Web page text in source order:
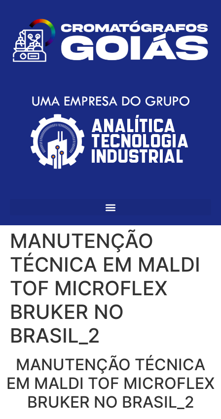
MANUTENÇÃO
TÉCNICA EM MALDI
TOF MICROFLEX
BRUKER NO
BRASIL_2
MANUTENÇÃO TÉCNICA
EM MALDI TOF MICROFLEX
BRUKER NO BRASIL_2